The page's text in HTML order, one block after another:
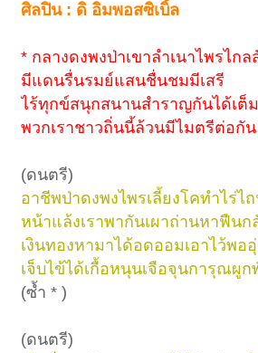
ศิลปิน : ดิ อิมพอสซิเบิ้ล
* กลางดงพงป่าเขาลำเนาไพรไกล
มีแดนรื่นรมย์แสนชื่นชมมีเสรี
ไร้ทุกข์สนุกสนานสำราญกันได้เต็
พวกเราชาวถิ่นนี้ล้วนมีไมตรีต่อกัน
(ดนตรี)
อาชีพป่าดงพงไพรเลี้ยงโคทำไร่ไ
หน้าแล้งเราพากันเผาถ่านหาฟืน
เงินทองหามาได้อดออมเอาไว้พอ
เจ็บไข้ได้เกื้อหนุนเจือจุนการุณผูก
(ซ้ำ * )
(ดนตรี)